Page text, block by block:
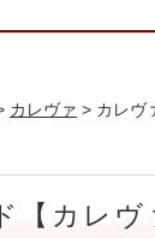
カレヴァ > カレヴ
カレヴ